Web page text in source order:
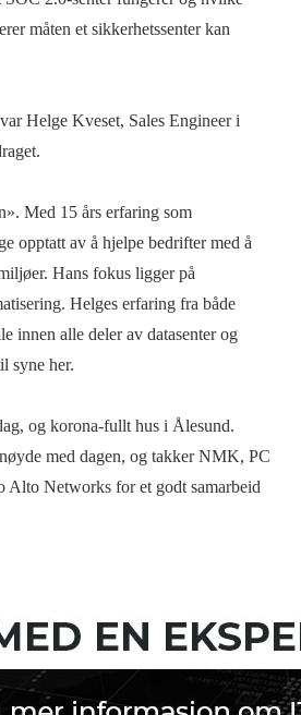
måten et sikkerhetssenter kan
Helge Kveset, Sales Engineer i
Med 15 års erfaring som
opptatt av å hjelpe bedrifter med å
Hans fokus ligger på
Helges erfaring fra både
innen alle deler av datasenter og
syne her.
og korona-fullt hus i Ålesund.
med dagen, og takker NMK, PC
Alto Networks for et godt samarbeid